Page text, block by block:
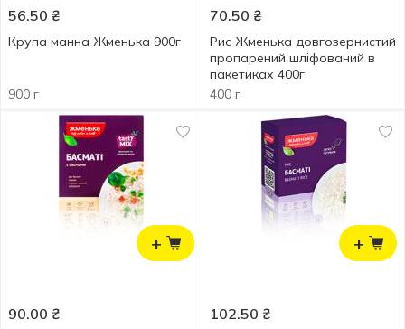
56.50 ₴
Крупа манна Жменька 900г
900 г
70.50 ₴
Рис Жменька довгозернистий
пропарений шліфований в
пакетиках 400г
400 г
+
90.00 ₴
+
102.50 ₴